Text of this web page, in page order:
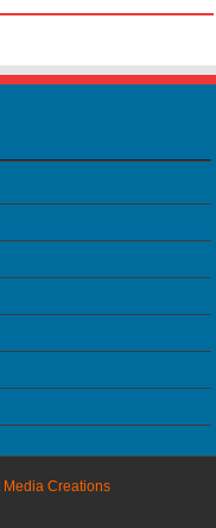
Media Creations